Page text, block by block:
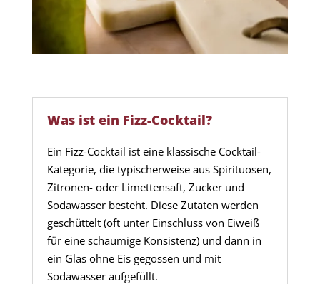
Was ist ein Fizz-Cocktail?
Ein Fizz-Cocktail ist eine klassische Cocktail-
Kategorie, die typischerweise aus Spirituosen,
Zitronen- oder Limettensaft, Zucker und
Sodawasser besteht. Diese Zutaten werden
geschüttelt (oft unter Einschluss von Eiweiß
für eine schaumige Konsistenz) und dann in
ein Glas ohne Eis gegossen und mit
Sodawasser aufgefüllt.